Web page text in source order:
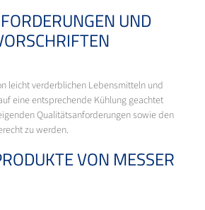
UND
leicht verderblichen Lebensmitteln und
eine entsprechende Kühlung geachtet
Qualitätsanforderungen sowie den
zu werden.
VON MESSER